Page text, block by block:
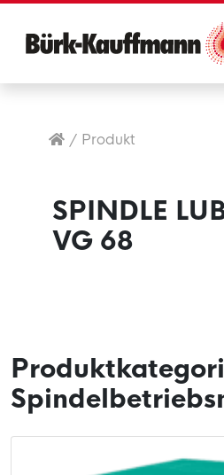
/ Produkt
SPINDLE
VG 68